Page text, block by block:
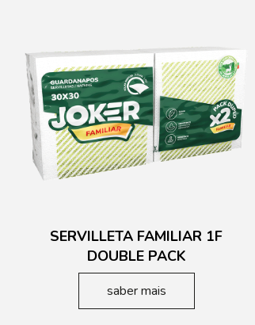
SERVILLETA FAMILIAR 1F
DOUBLE PACK
saber mais